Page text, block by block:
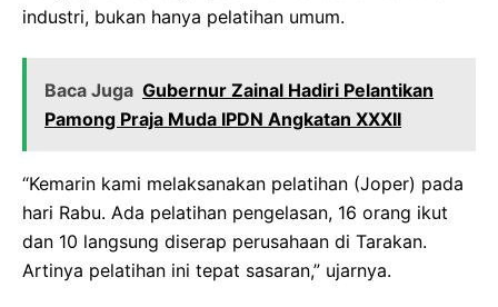
industri, bukan hanya pelatihan umum.
Baca Juga Gubernur Zainal Hadiri Pelantikan
Pamong Praja Muda IPDN Angkatan XXXII
“Kemarin kami melaksanakan pelatihan (Joper) pada
hari Rabu. Ada pelatihan pengelasan, 16 orang ikut
dan 10 langsung diserap perusahaan di Tarakan.
Artinya pelatihan ini tepat sasaran,” ujarnya.